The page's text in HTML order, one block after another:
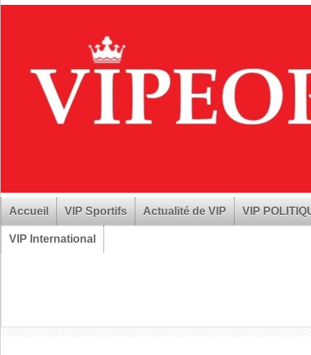
Accueil VIP Sportifs Actualité de VIP VIP
VIP International